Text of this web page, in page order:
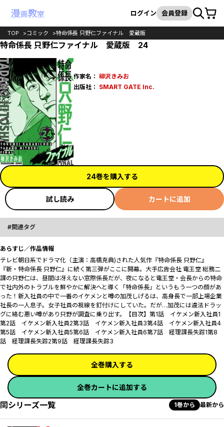
検索
ログイン 会員登録カート
TOP コミック 特命係長 只野仁ファイナル 愛蔵版
特命係長 只野仁ファイナル 愛蔵版 24
作家名： 柳沢きみお
出版社： SMART GATE Inc.
24巻を購入する
試し読み カートに追加
関連タグ
あらすじ／作品情報
テレビ朝日系でドラマ化（主演：高橋克典)された人気作『特命係長 只野仁』
『新・特命係長 只野仁』に続く第三弾がここに開幕。大手広告会社 電王堂 総務二
課の只野仁は、昼間は冴えない窓際係長だが、夜になると電王堂・会長からの特命
で社内外のトラブルを鮮やかに解決へと導く「特命係長」というもう一つの顔があ
った――！新入社員の中で一番のイケメンと噂の加茂しげるは、高身長で一部上場企業
社長の一人息子。女子社員の視線を釘付けにしていた。だが…加茂には違法ドラッ
グに絡む悪い噂があり只野が調査に乗り出す。【目次】第1話 イケメン新入社員1
第2話 イケメン新入社員2第3話 イケメン新入社員3第4話 イケメン新入社員4
第5話 イケメン新入社員5第6話 イケメン新入社員6第7話 経理課長失踪1第8
話 経理課長失踪2第9話 経理課長失踪3
全巻購入する
全巻カートに追加する
同シリーズ一覧 1巻から 最新から